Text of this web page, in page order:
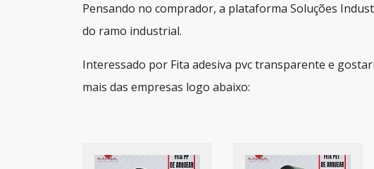
Pensando no comprador, a plataforma Soluções
do ramo industrial.
Interessado por Fita adesiva pvc transparente e
mais das empresas logo abaixo: